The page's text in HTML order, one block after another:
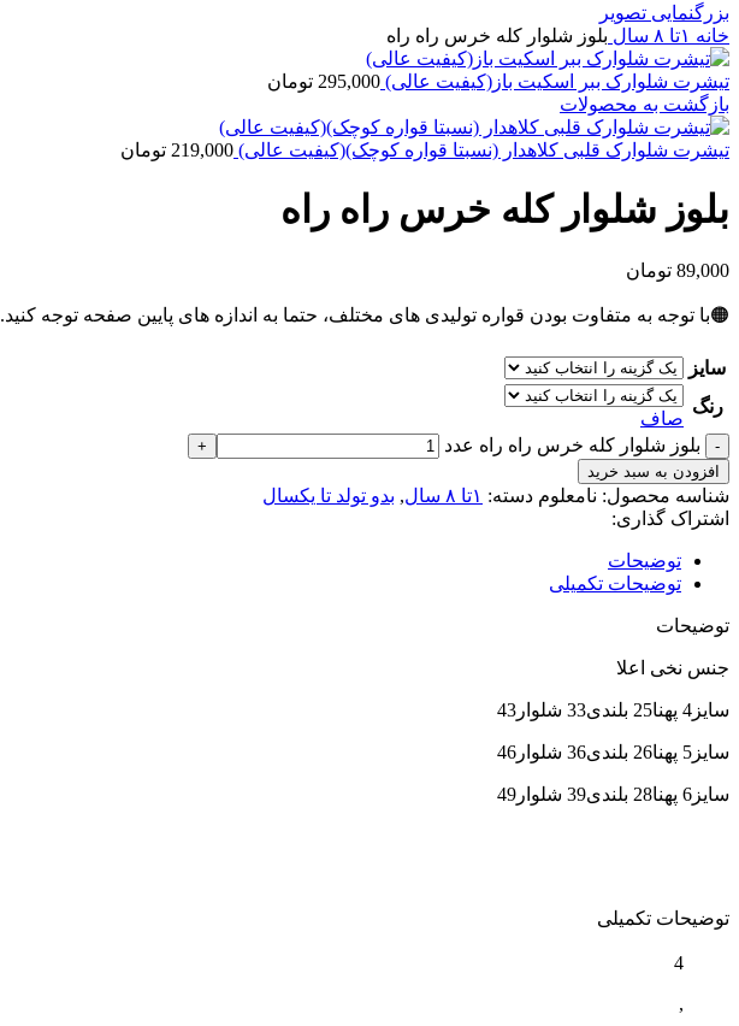
بزرگنمایی تصویر
خانه ۱تا ۸ سال بلوز شلوار کله خرس راه راه
تیشرت شلوارک ببر اسکیت باز(کیفیت عالی) 295,000 تومان
بازگشت به محصولات
تیشرت شلوارک قلبی کلاهدار (نسبتا قواره کوچک)(کیفیت عالی) 219,000 تومان
بلوز شلوار کله خرس راه راه
89,000 تومان
🟠با توجه به متفاوت بودن قواره تولیدی های مختلف، حتما به اندازه های پایین صفحه توجه کنید.
سایز
رنگ
صاف
بلوز شلوار کله خرس راه راه عدد
افزودن به سبد خرید
شناسه محصول: نامعلوم دسته: ۱تا ۸ سال , بدو تولد تا یکسال
اشتراک گذاری:
توضیحات
توضیحات تکمیلی
توضیحات
جنس نخی اعلا
سایز4 پهنا25 بلندی33 شلوار43
سایز5 پهنا26 بلندی36 شلوار46
سایز6 پهنا28 بلندی39 شلوار49
توضیحات تکمیلی
4
,